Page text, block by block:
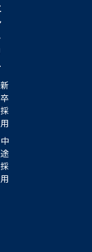
新
卒
採
用
中
途
採
用